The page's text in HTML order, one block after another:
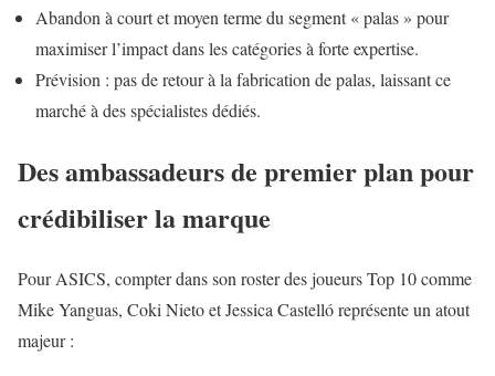
Abandon à court et moyen terme du segment « palas » pour
maximiser l’impact dans les catégories à forte expertise.
Prévision : pas de retour à la fabrication de palas, laissant ce
marché à des spécialistes dédiés.
Des ambassadeurs de premier plan pour
crédibiliser la marque
Pour ASICS, compter dans son roster des joueurs Top 10 comme
Mike Yanguas, Coki Nieto et Jessica Castelló représente un atout
majeur :